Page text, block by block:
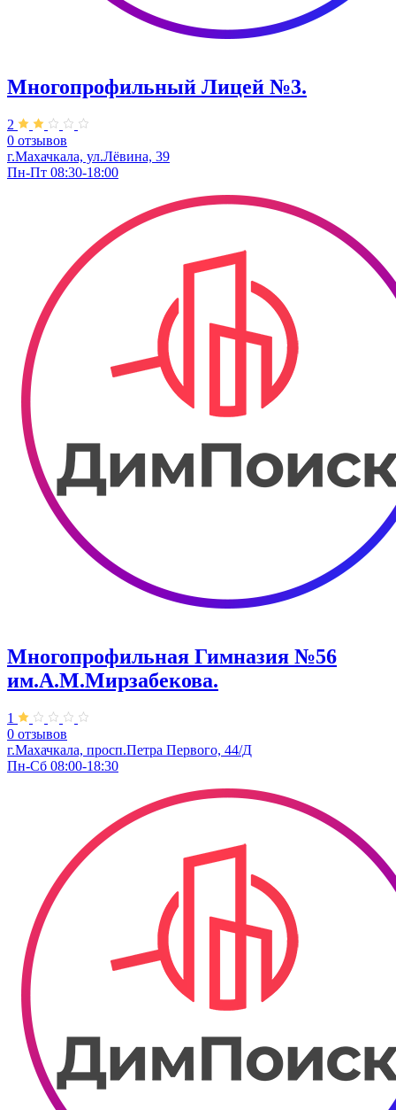
Многопрофильный Лицей №3.
2
0 отзывов
г.Махачкала, ул.Лёвина, 39
Пн-Пт 08:30-18:00
Многопрофильная Гимназия №56
им.А.М.Мирзабекова.
1
0 отзывов
г.Махачкала, просп.Петра Первого, 44/Д
Пн-Сб 08:00-18:30